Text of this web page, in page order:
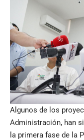
Algunos de los
Administración, han
la primera fase de la